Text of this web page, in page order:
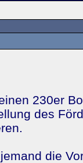
230er
des
die